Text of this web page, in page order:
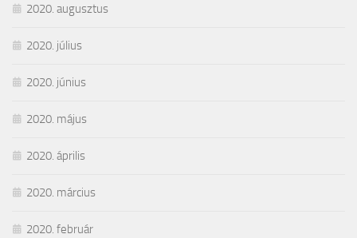
2020. augusztus
2020. július
2020. június
2020. május
2020. április
2020. március
2020. február